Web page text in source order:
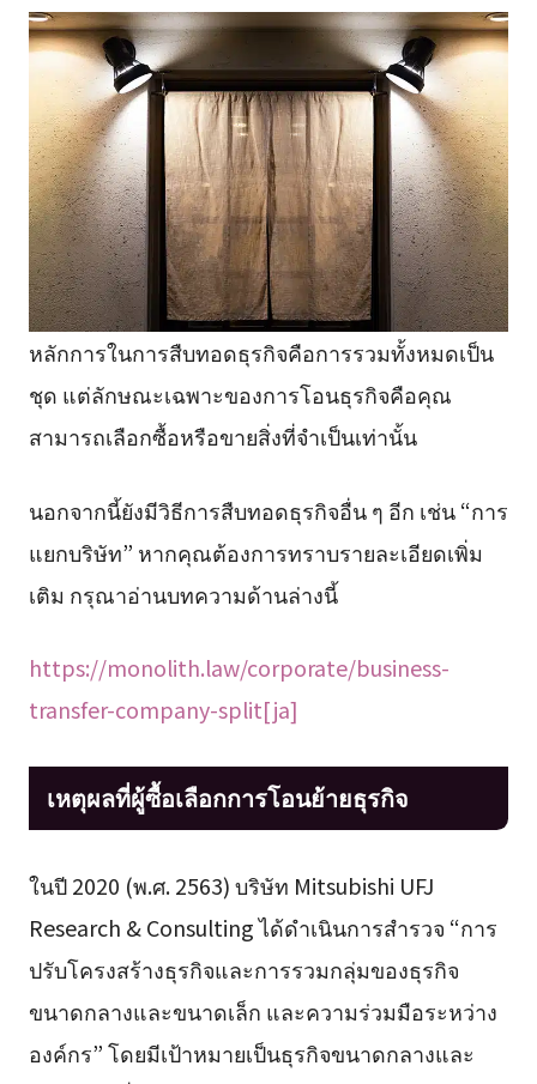
หลักการในการสืบทอดธุรกิจคือการรวมทั้งหมดเป็น
ชุด แต่ลักษณะเฉพาะของการโอนธุรกิจคือคุณ
สามารถเลือกซื้อหรือขายสิ่งที่จำเป็นเท่านั้น
นอกจากนี้ยังมีวิธีการสืบทอดธุรกิจอื่น ๆ อีก เช่น “การ
แยกบริษัท” หากคุณต้องการทราบรายละเอียดเพิ่ม
เติม กรุณาอ่านบทความด้านล่างนี้
https://monolith.law/corporate/business-
transfer-company-split[ja]
เหตุผลที่ผู้ซื้อเลือกการโอนย้ายธุรกิจ
ในปี 2020 (พ.ศ. 2563) บริษัท Mitsubishi UFJ
Research & Consulting ได้ดำเนินการสำรวจ “การ
ปรับโครงสร้างธุรกิจและการรวมกลุ่มของธุรกิจ
ขนาดกลางและขนาดเล็ก และความร่วมมือระหว่าง
องค์กร” โดยมีเป้าหมายเป็นธุรกิจขนาดกลางและ